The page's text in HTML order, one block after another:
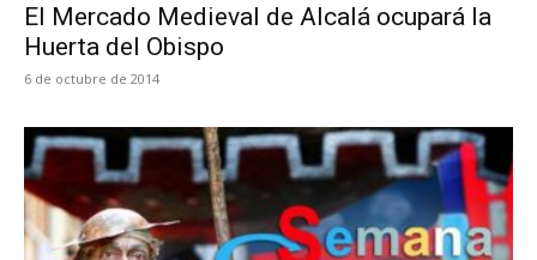
El Mercado Medieval de Alcalá ocupará la
Huerta del Obispo
6 de octubre de 2014